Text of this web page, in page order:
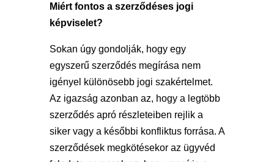
Miért fontos a szerződéses jogi
képviselet?
Sokan úgy gondolják, hogy egy
egyszerű szerződés megírása nem
igényel különösebb jogi szakértelmet.
Az igazság azonban az, hogy a legtöbb
szerződés apró részleteiben rejlik a
siker vagy a későbbi konfliktus forrása. A
szerződések megkötésekor az ügyvéd